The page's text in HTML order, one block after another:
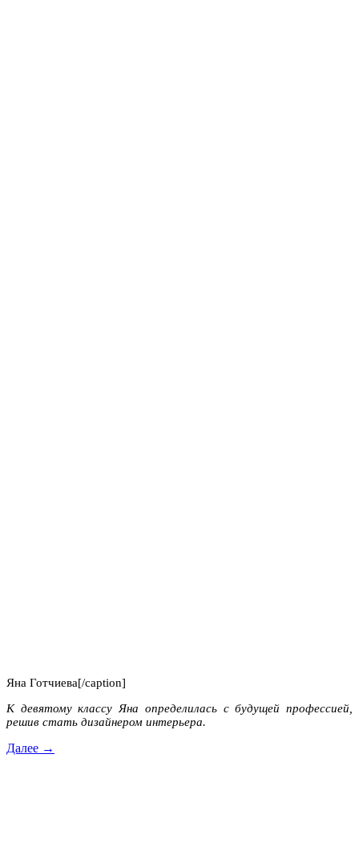
Яна Готчиева[/caption]
К девятому классу Яна определилась с будущей профессией,
решив стать дизайнером интерьера.
Далее →